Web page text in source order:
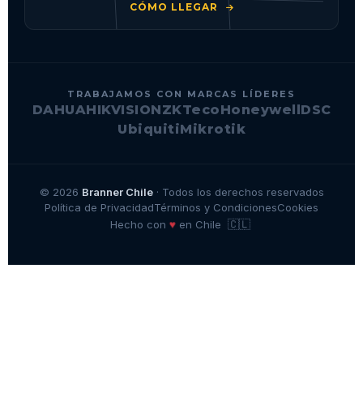
CÓMO LLEGAR
TRABAJAMOS CON MARCAS LÍDERES
DAHUAHIKVISIONZKTecoHoneywell DSC
UbiquitiMikrotik
© 2026 Branner Chile· Todos los derechos reservados
Política de PrivacidadTérminos y CondicionesCookies
Hecho con ♥en Chile 🇨🇱